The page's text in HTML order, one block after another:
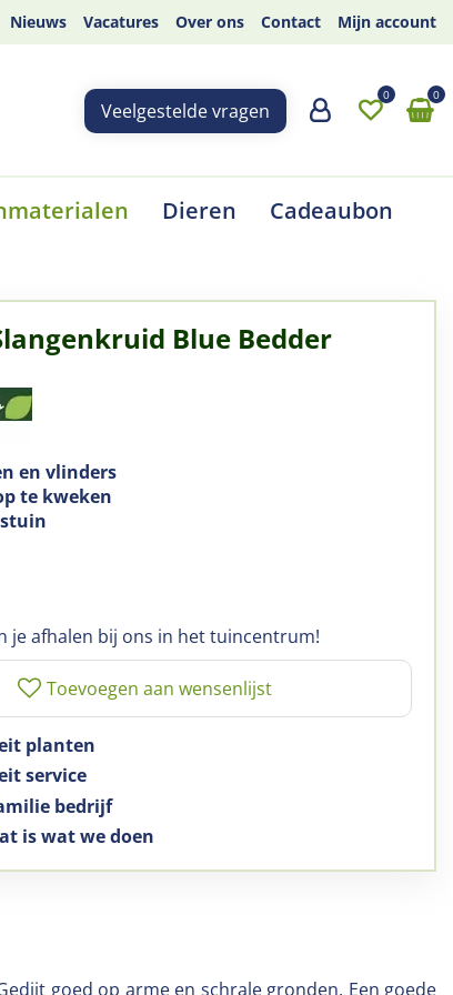
Nieuws Vacatures Over ons Contact Mijn account
Veelgestelde vragen
Dieren Cadeaubon
Blue Bedder
en vlinders
te kweken
je afhalen bij ons in het tuincentrum!
planten
service
bedrijf
is wat we doen
goed op arme en schrale gronden. Een goede